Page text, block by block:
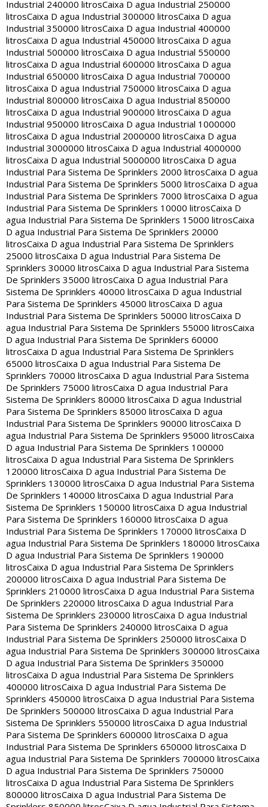
Industrial 240000 litrosCaixa D agua Industrial 250000
litrosCaixa D agua Industrial 300000 litrosCaixa D agua
Industrial 350000 litrosCaixa D agua Industrial 400000
litrosCaixa D agua Industrial 450000 litrosCaixa D agua
Industrial 500000 litrosCaixa D agua Industrial 550000
litrosCaixa D agua Industrial 600000 litrosCaixa D agua
Industrial 650000 litrosCaixa D agua Industrial 700000
litrosCaixa D agua Industrial 750000 litrosCaixa D agua
Industrial 800000 litrosCaixa D agua Industrial 850000
litrosCaixa D agua Industrial 900000 litrosCaixa D agua
Industrial 950000 litrosCaixa D agua Industrial 1000000
litrosCaixa D agua Industrial 2000000 litrosCaixa D agua
Industrial 3000000 litrosCaixa D agua Industrial 4000000
litrosCaixa D agua Industrial 5000000 litrosCaixa D agua
Industrial Para Sistema De Sprinklers 2000 litrosCaixa D agua
Industrial Para Sistema De Sprinklers 5000 litrosCaixa D agua
Industrial Para Sistema De Sprinklers 7000 litrosCaixa D agua
Industrial Para Sistema De Sprinklers 10000 litrosCaixa D
agua Industrial Para Sistema De Sprinklers 15000 litrosCaixa
D agua Industrial Para Sistema De Sprinklers 20000
litrosCaixa D agua Industrial Para Sistema De Sprinklers
25000 litrosCaixa D agua Industrial Para Sistema De
Sprinklers 30000 litrosCaixa D agua Industrial Para Sistema
De Sprinklers 35000 litrosCaixa D agua Industrial Para
Sistema De Sprinklers 40000 litrosCaixa D agua Industrial
Para Sistema De Sprinklers 45000 litrosCaixa D agua
Industrial Para Sistema De Sprinklers 50000 litrosCaixa D
agua Industrial Para Sistema De Sprinklers 55000 litrosCaixa
D agua Industrial Para Sistema De Sprinklers 60000
litrosCaixa D agua Industrial Para Sistema De Sprinklers
65000 litrosCaixa D agua Industrial Para Sistema De
Sprinklers 70000 litrosCaixa D agua Industrial Para Sistema
De Sprinklers 75000 litrosCaixa D agua Industrial Para
Sistema De Sprinklers 80000 litrosCaixa D agua Industrial
Para Sistema De Sprinklers 85000 litrosCaixa D agua
Industrial Para Sistema De Sprinklers 90000 litrosCaixa D
agua Industrial Para Sistema De Sprinklers 95000 litrosCaixa
D agua Industrial Para Sistema De Sprinklers 100000
litrosCaixa D agua Industrial Para Sistema De Sprinklers
120000 litrosCaixa D agua Industrial Para Sistema De
Sprinklers 130000 litrosCaixa D agua Industrial Para Sistema
De Sprinklers 140000 litrosCaixa D agua Industrial Para
Sistema De Sprinklers 150000 litrosCaixa D agua Industrial
Para Sistema De Sprinklers 160000 litrosCaixa D agua
Industrial Para Sistema De Sprinklers 170000 litrosCaixa D
agua Industrial Para Sistema De Sprinklers 180000 litrosCaixa
D agua Industrial Para Sistema De Sprinklers 190000
litrosCaixa D agua Industrial Para Sistema De Sprinklers
200000 litrosCaixa D agua Industrial Para Sistema De
Sprinklers 210000 litrosCaixa D agua Industrial Para Sistema
De Sprinklers 220000 litrosCaixa D agua Industrial Para
Sistema De Sprinklers 230000 litrosCaixa D agua Industrial
Para Sistema De Sprinklers 240000 litrosCaixa D agua
Industrial Para Sistema De Sprinklers 250000 litrosCaixa D
agua Industrial Para Sistema De Sprinklers 300000 litrosCaixa
D agua Industrial Para Sistema De Sprinklers 350000
litrosCaixa D agua Industrial Para Sistema De Sprinklers
400000 litrosCaixa D agua Industrial Para Sistema De
Sprinklers 450000 litrosCaixa D agua Industrial Para Sistema
De Sprinklers 500000 litrosCaixa D agua Industrial Para
Sistema De Sprinklers 550000 litrosCaixa D agua Industrial
Para Sistema De Sprinklers 600000 litrosCaixa D agua
Industrial Para Sistema De Sprinklers 650000 litrosCaixa D
agua Industrial Para Sistema De Sprinklers 700000 litrosCaixa
D agua Industrial Para Sistema De Sprinklers 750000
litrosCaixa D agua Industrial Para Sistema De Sprinklers
800000 litrosCaixa D agua Industrial Para Sistema De